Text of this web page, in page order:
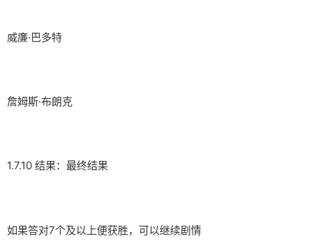
威廉·巴多特
詹姆斯·布朗克
1.7.10 结果：最终结果
如果答对7个及以上便获胜，可以继续剧情